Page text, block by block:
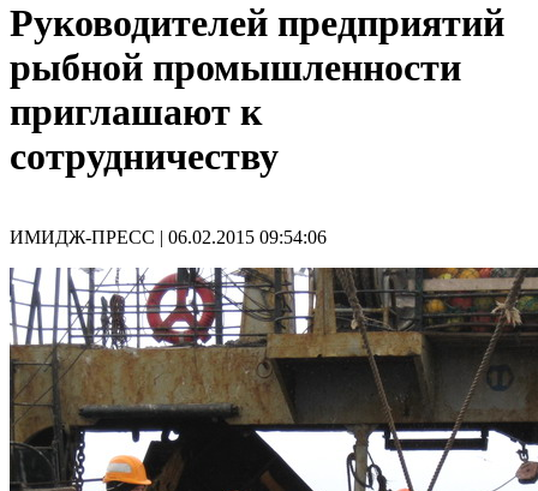
Руководителей предприятий
рыбной промышленности
приглашают к
сотрудничеству
ИМИДЖ-ПРЕСС | 06.02.2015 09:54:06